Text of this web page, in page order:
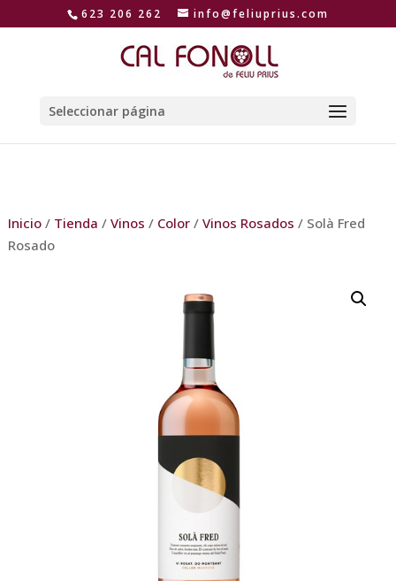
623 206 262 info@feliuprius.com
Seleccionar página
Inicio/ Tienda / Vinos / Color/ Vinos Rosados / Solà Fred
Rosado